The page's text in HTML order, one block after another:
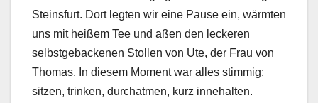
Steinsfurt. Dort legten wir eine Pause ein, wärmten
uns mit heißem Tee und aßen den leckeren
selbstgebackenen Stollen von Ute, der Frau von
Thomas. In diesem Moment war alles stimmig:
sitzen, trinken, durchatmen, kurz innehalten.